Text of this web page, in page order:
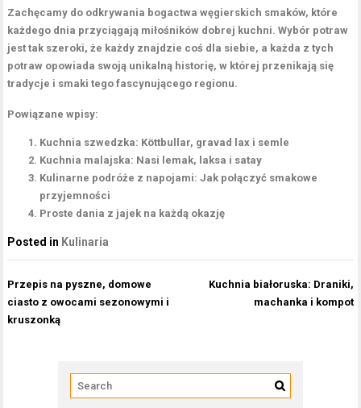
Zachęcamy do odkrywania bogactwa węgierskich smaków, które
każdego dnia przyciągają miłośników dobrej kuchni. Wybór potraw
jest tak szeroki, że każdy znajdzie coś dla siebie, a każda z tych
potraw opowiada swoją unikalną historię, w której przenikają się
tradycje i smaki tego fascynującego regionu.
Powiązane wpisy:
Kuchnia szwedzka: Köttbullar, gravad lax i semle
Kuchnia malajska: Nasi lemak, laksa i satay
Kulinarne podróże z napojami: Jak połączyć smakowe
przyjemności
Proste dania z jajek na każdą okazję
Posted in Kulinaria
Nawigacja
wpisu
Przepis na pyszne, domowe
ciasto z owocami sezonowymi i
kruszonką
Kuchnia białoruska: Draniki,
machanka i kompot